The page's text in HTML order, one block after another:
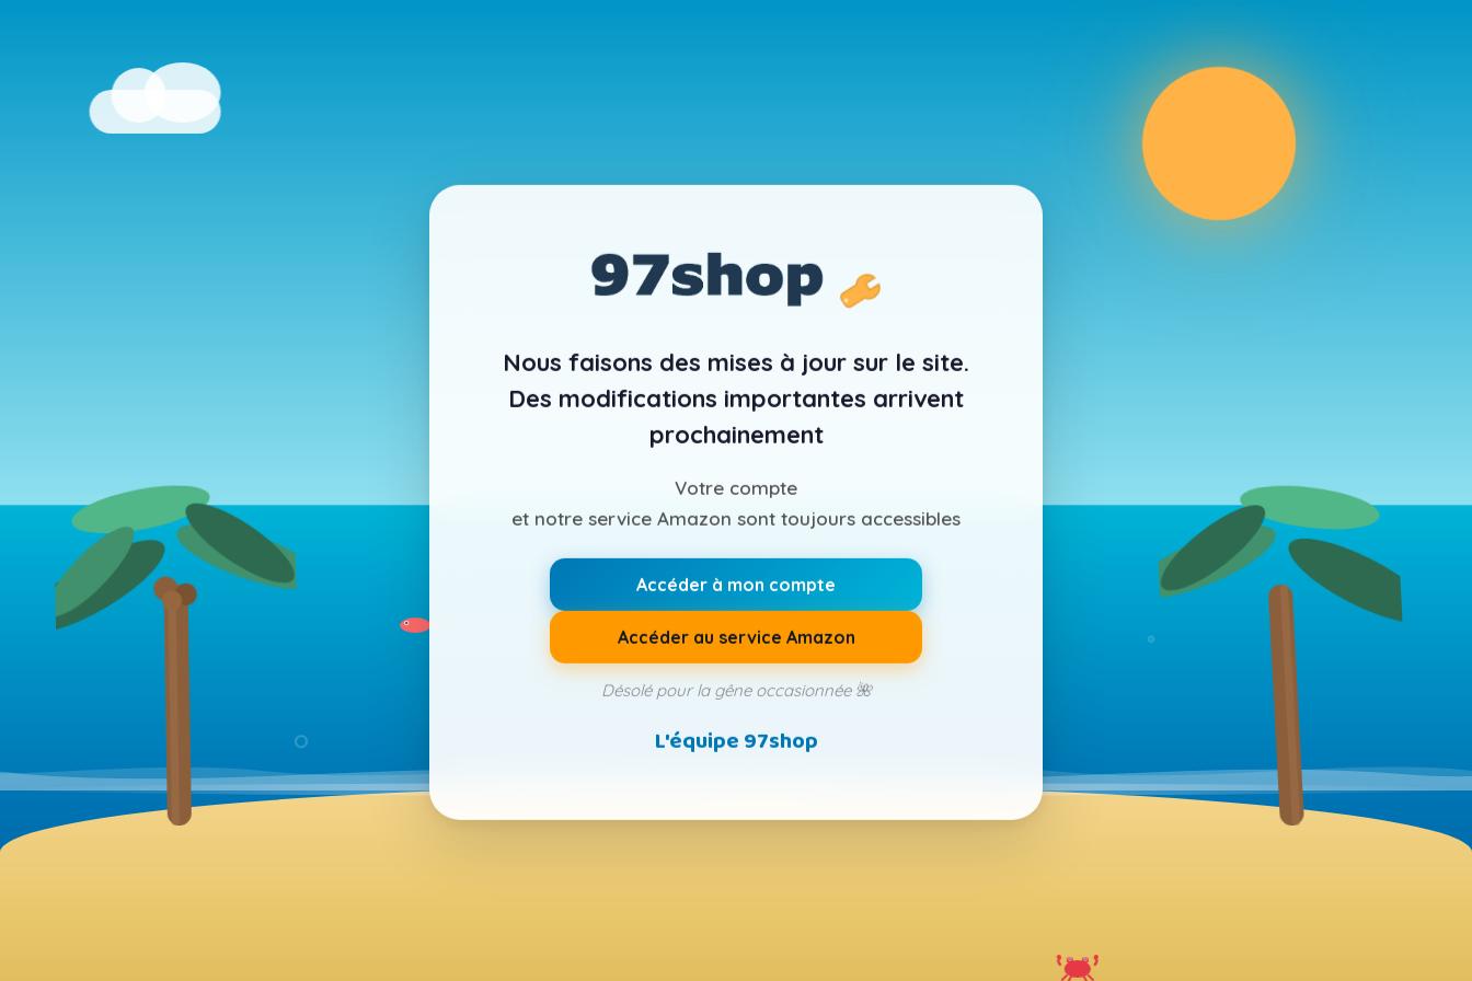
Nous faisons des mises à jour sur le site.
Des modifications importantes arrivent
prochainement
Votre compte
et notre service Amazon sont toujours accessibles
Accéder à mon compte
Accéder au service Amazon
Désolé pour la gêne occasionnée 🌺
L'équipe 97shop